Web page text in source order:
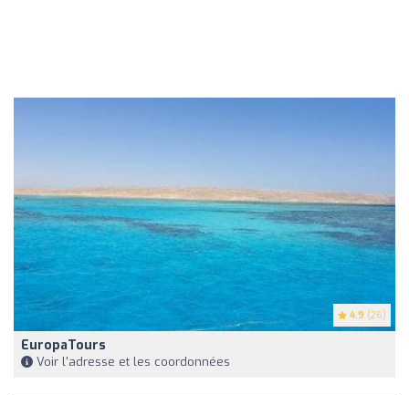
4.9 (26)
EuropaTours
Voir l'adresse et les coordonnées